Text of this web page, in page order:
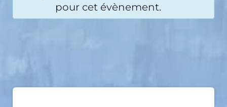
pour cet évènement.